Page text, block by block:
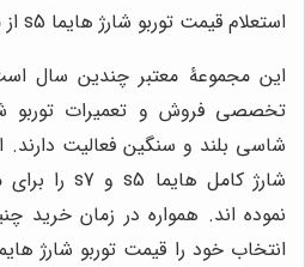
استعلام قیمت توربو شارژ هایما s5
این مجموعۀ معتبر چندین سال
تخصصی فروش و تعمیرات توربو
شاسی بلند و سنگین فعالیت دارند.
شارژ کامل هایما s5و s7را
نموده اند. همواره در زمان خرید